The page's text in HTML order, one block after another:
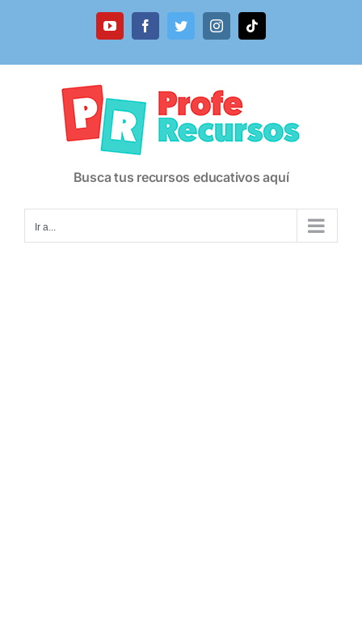
YouTubeFacebookTwitterInstagramTiktok
Busca tus recursos educativos aquí
Ir a...